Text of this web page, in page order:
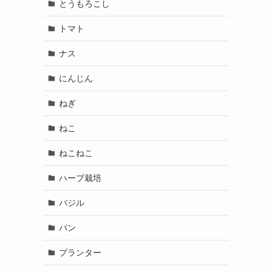
とうもろこし
トマト
ナス
にんじん
ねぎ
ねこ
ねこねこ
ハーブ栽培
バジル
パン
プランター